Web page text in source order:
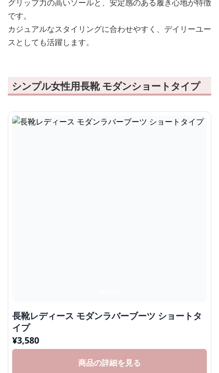
グリップ力の高いソールと、安定感のある履き心地が特徴
です。
カジュアルなスタイリングに合わせやすく、デイリーユー
スとしても活躍します。
シンプル女性用長靴 モダンショートタイプ
長靴レディース モダンラバーブーツ ショートタ
イプ
¥3,580
商品の詳細を見る